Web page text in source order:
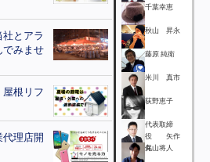
とアラ
でみませ
屋根リフ
理店開
千葉幸恵
秋山 昇永
藤原 純衛
米川 真市
荻野恵子
代表取締
役 矢作
保
丸山将人